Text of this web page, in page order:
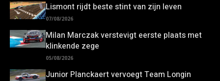
Lismont rijdt beste stint van zijn leven
07/08/2026
Milan Marczak verstevigt eerste plaats met
klinkende zege
05/08/2026
Junior Planckaert vervoegt Team Longin